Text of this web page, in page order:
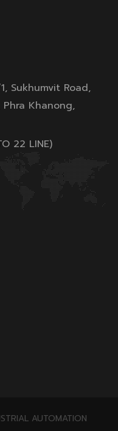
Sukhumvit Road,
Khanong,
22 LINE)
AUTOMATION